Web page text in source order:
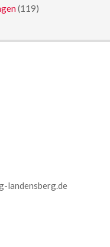
(119)
landensberg.de